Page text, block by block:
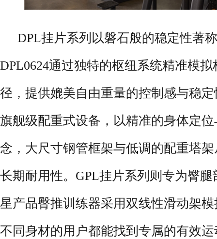
DPL挂片系列以磐石般的稳定性著
DPL0624通过独特的枢纽系统精准模
径，提供媲美自由重量的控制感与稳
旗舰级配重式设备，以精准的身体定
念，大尺寸钢管框架与低调的配重塔
长期耐用性。GPL挂片系列则专为臀
星产品臀推训练器采用双线性滑动架
不同身材的用户都能找到专属的有效